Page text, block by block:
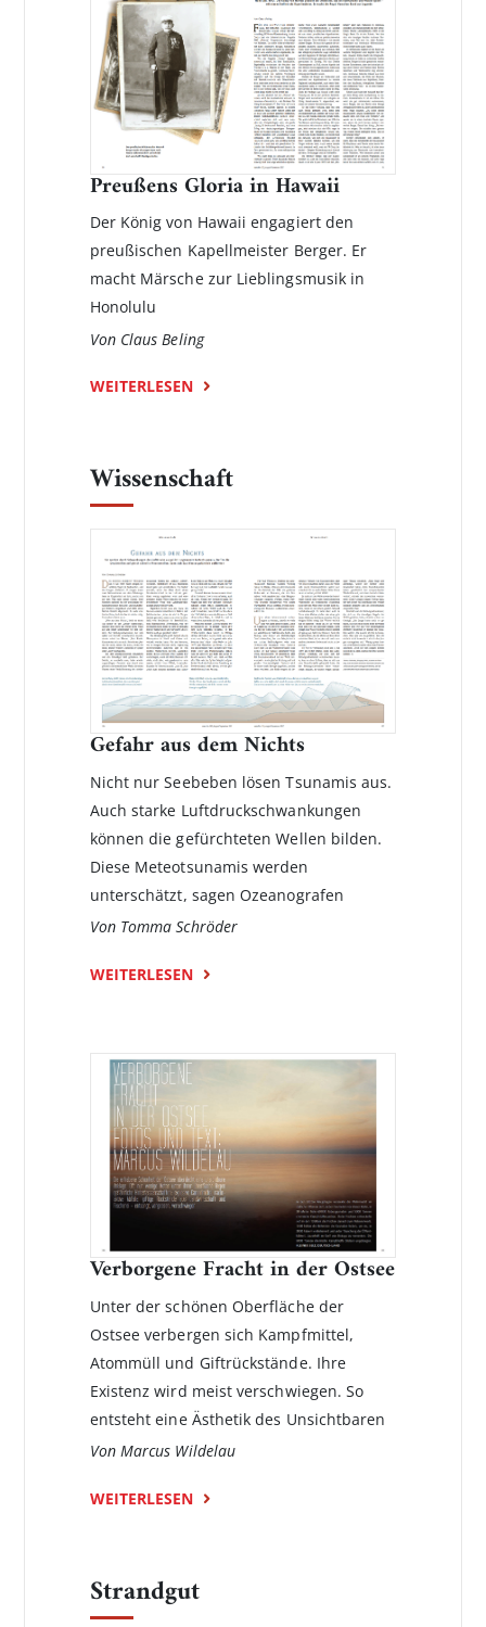
Preußens Gloria in Hawaii
Der König von Hawaii engagiert den
preußischen Kapellmeister Berger. Er
macht Märsche zur Lieblingsmusik in
Honolulu
Von Claus Beling
WEITERLESEN
Wissenschaft
Gefahr aus dem Nichts
Nicht nur Seebeben lösen Tsunamis aus.
Auch starke Luftdruckschwankungen
können die gefürchteten Wellen bilden.
Diese Meteotsunamis werden
unterschätzt, sagen Ozeanografen
Von Tomma Schröder
WEITERLESEN
Verborgene Fracht in der Ostsee
Unter der schönen Oberfläche der
Ostsee verbergen sich Kampfmittel,
Atommüll und Giftrückstände. Ihre
Existenz wird meist verschwiegen. So
entsteht eine Ästhetik des Unsichtbaren
Von Marcus Wildelau
WEITERLESEN
Strandgut